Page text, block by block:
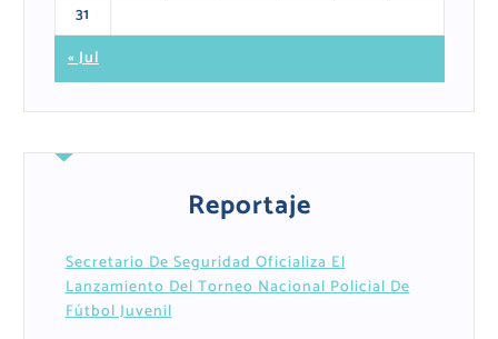
31
« Jul
Reportaje
Secretario De Seguridad Oficializa El
Lanzamiento Del Torneo Nacional Policial De
Fútbol Juvenil